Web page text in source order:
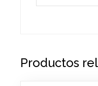
Productos